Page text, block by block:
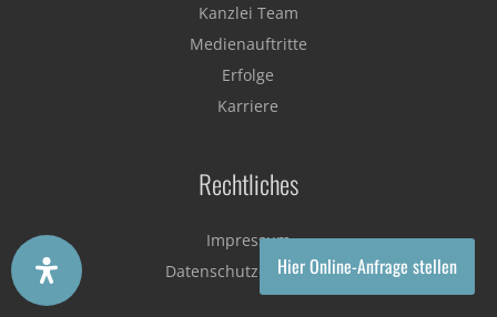
Hier Online-Anfrage stellen
Kanzlei Team
Medienauftritte
Erfolge
Karriere
Rechtliches
Impressum
Datenschutzerklärung